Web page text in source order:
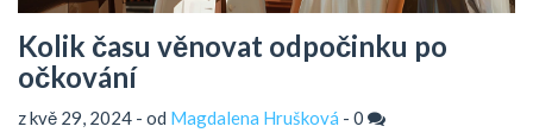
Kolik času věnovat odpočinku po
očkování
z kvě 29, 2024 - od Magdalena Hrušková - 0